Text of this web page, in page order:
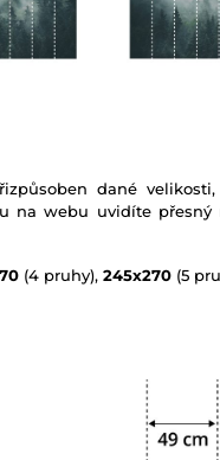
dané
na webu uvidíte přesný
(4 pruhy), 245x270 (5